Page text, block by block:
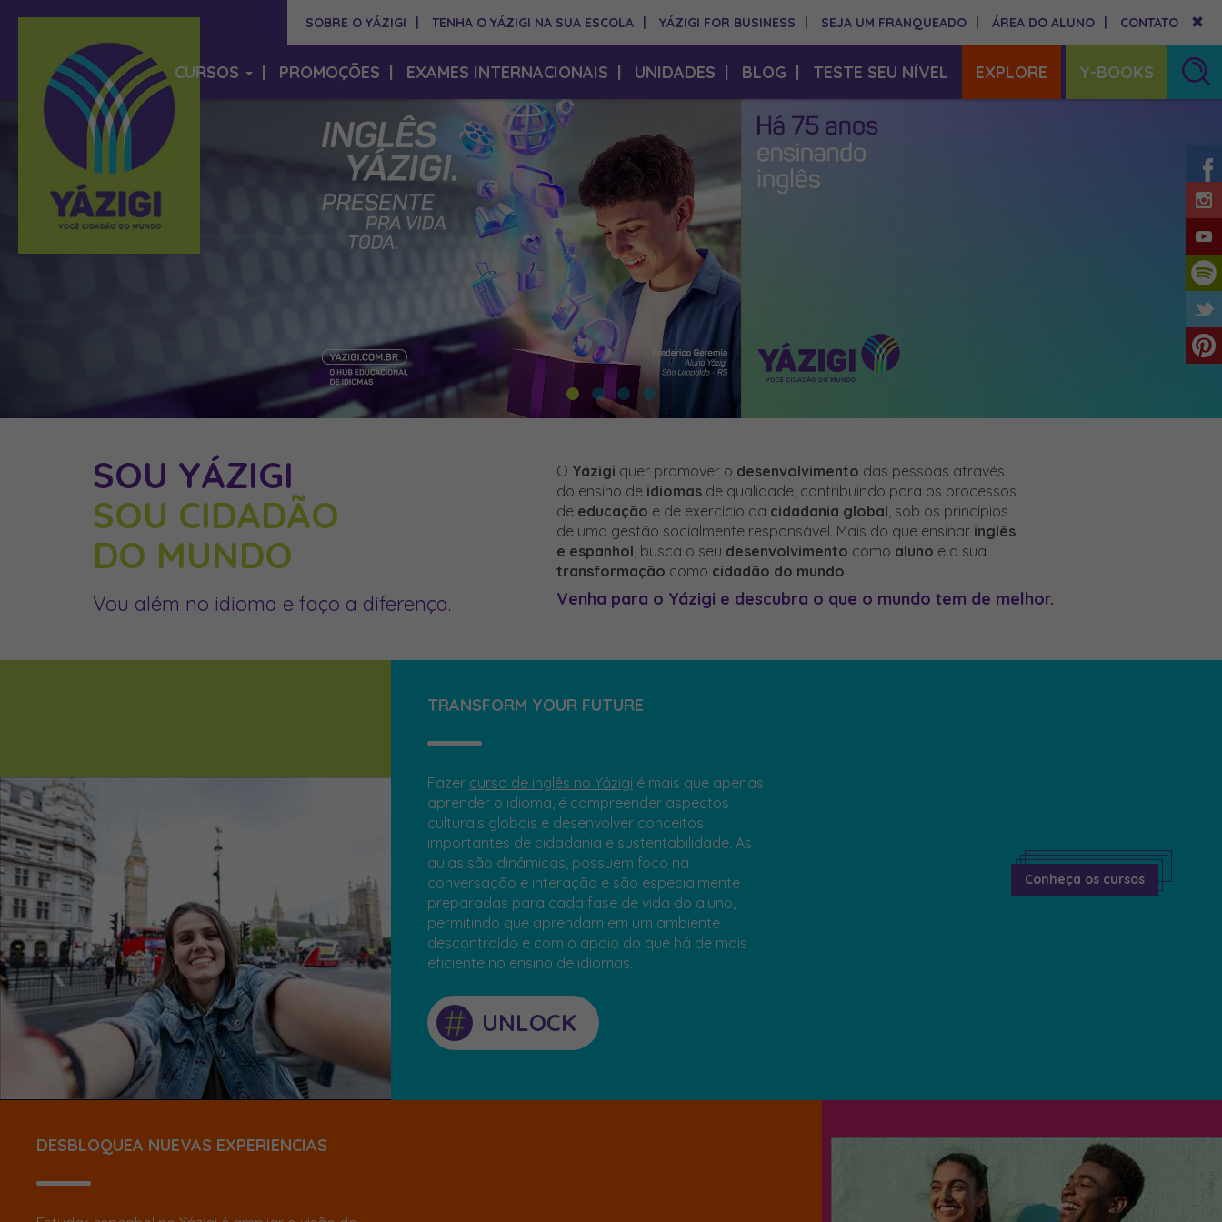
SOBRE O YÁZIGI TENHA O YÁZIGI NA SUA ESCOLA YÁZIGI FOR BUSINESS SEJA UM FRANQUEADO ÁREA DO ALUNO CONTATO
CURSOS PROMOÇÕES EXAMES INTERNACIONAIS UNIDADES BLOG TESTE SEU NÍVEL EXPLORE Y-BOOKS
SOU YÁZIGI
SOU CIDADÃO
DO MUNDO
Vou além no idioma e faço a diferença.
O Yázigi quer promover o desenvolvimento das pessoas através
do ensino de idiomas de qualidade, contribuindo para os processos
de educação e de exercício da cidadania global, sob os princípios
de uma gestão socialmente responsável. Mais do que ensinar inglês
e espanhol, busca o seu desenvolvimento como aluno e a sua
transformação como cidadão do mundo.
Venha para o Yázigi e descubra o que o mundo tem de melhor.
TRANSFORM YOUR FUTURE
Fazer curso de inglês no Yázigi é mais que apenas
aprender o idioma, é compreender aspectos
culturais globais e desenvolver conceitos
importantes de cidadania e sustentabilidade. As
aulas são dinâmicas, possuem foco na
conversação e interação e são especialmente
preparadas para cada fase de vida do aluno,
permitindo que aprendam em um ambiente
descontraído e com o apoio do que há de mais
eficiente no ensino de idiomas.
# UNLOCK
Conheça os cursos
DESBLOQUEA NUEVAS EXPERIENCIAS